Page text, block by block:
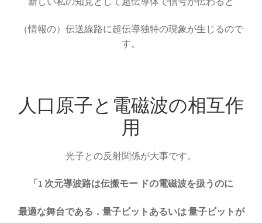
【光速度を始めて測定｜ドップラー効果を考
A・J・フレネル
【光が横波であると説明しての偏向
や屈折を説明】
（情報の）伝送線路に超伝導独特の現象が生じるので
す。
人口原子と電磁波の相互作
用
光子との反射関係が大事です。
「1 次元導波路は伝搬モー ドの電磁波を扱うのに
最適な舞台である．量子ビットあるいは 量子ビットが